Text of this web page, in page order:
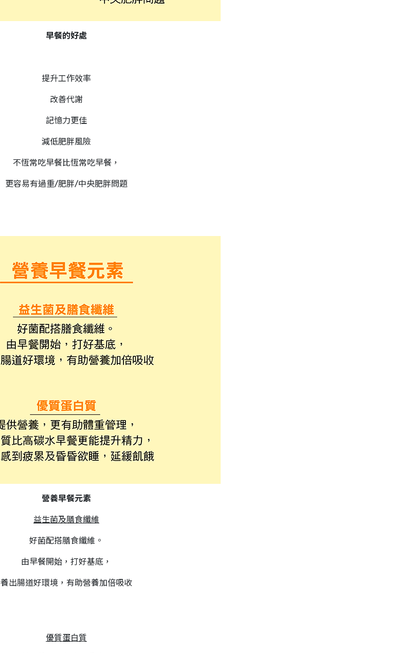
早餐的好處
提升工作效率
改善代謝
記憶力更佳
減低肥胖風險
不恆常吃早餐比恆常吃早餐，
更容易有過重/肥胖/中央肥胖問題
營養早餐元素
益生菌及膳食纖維
好菌配搭膳食纖維。
由早餐開始，打好基底，
養出腸道好環境，有助營養加倍吸收
優質蛋白質